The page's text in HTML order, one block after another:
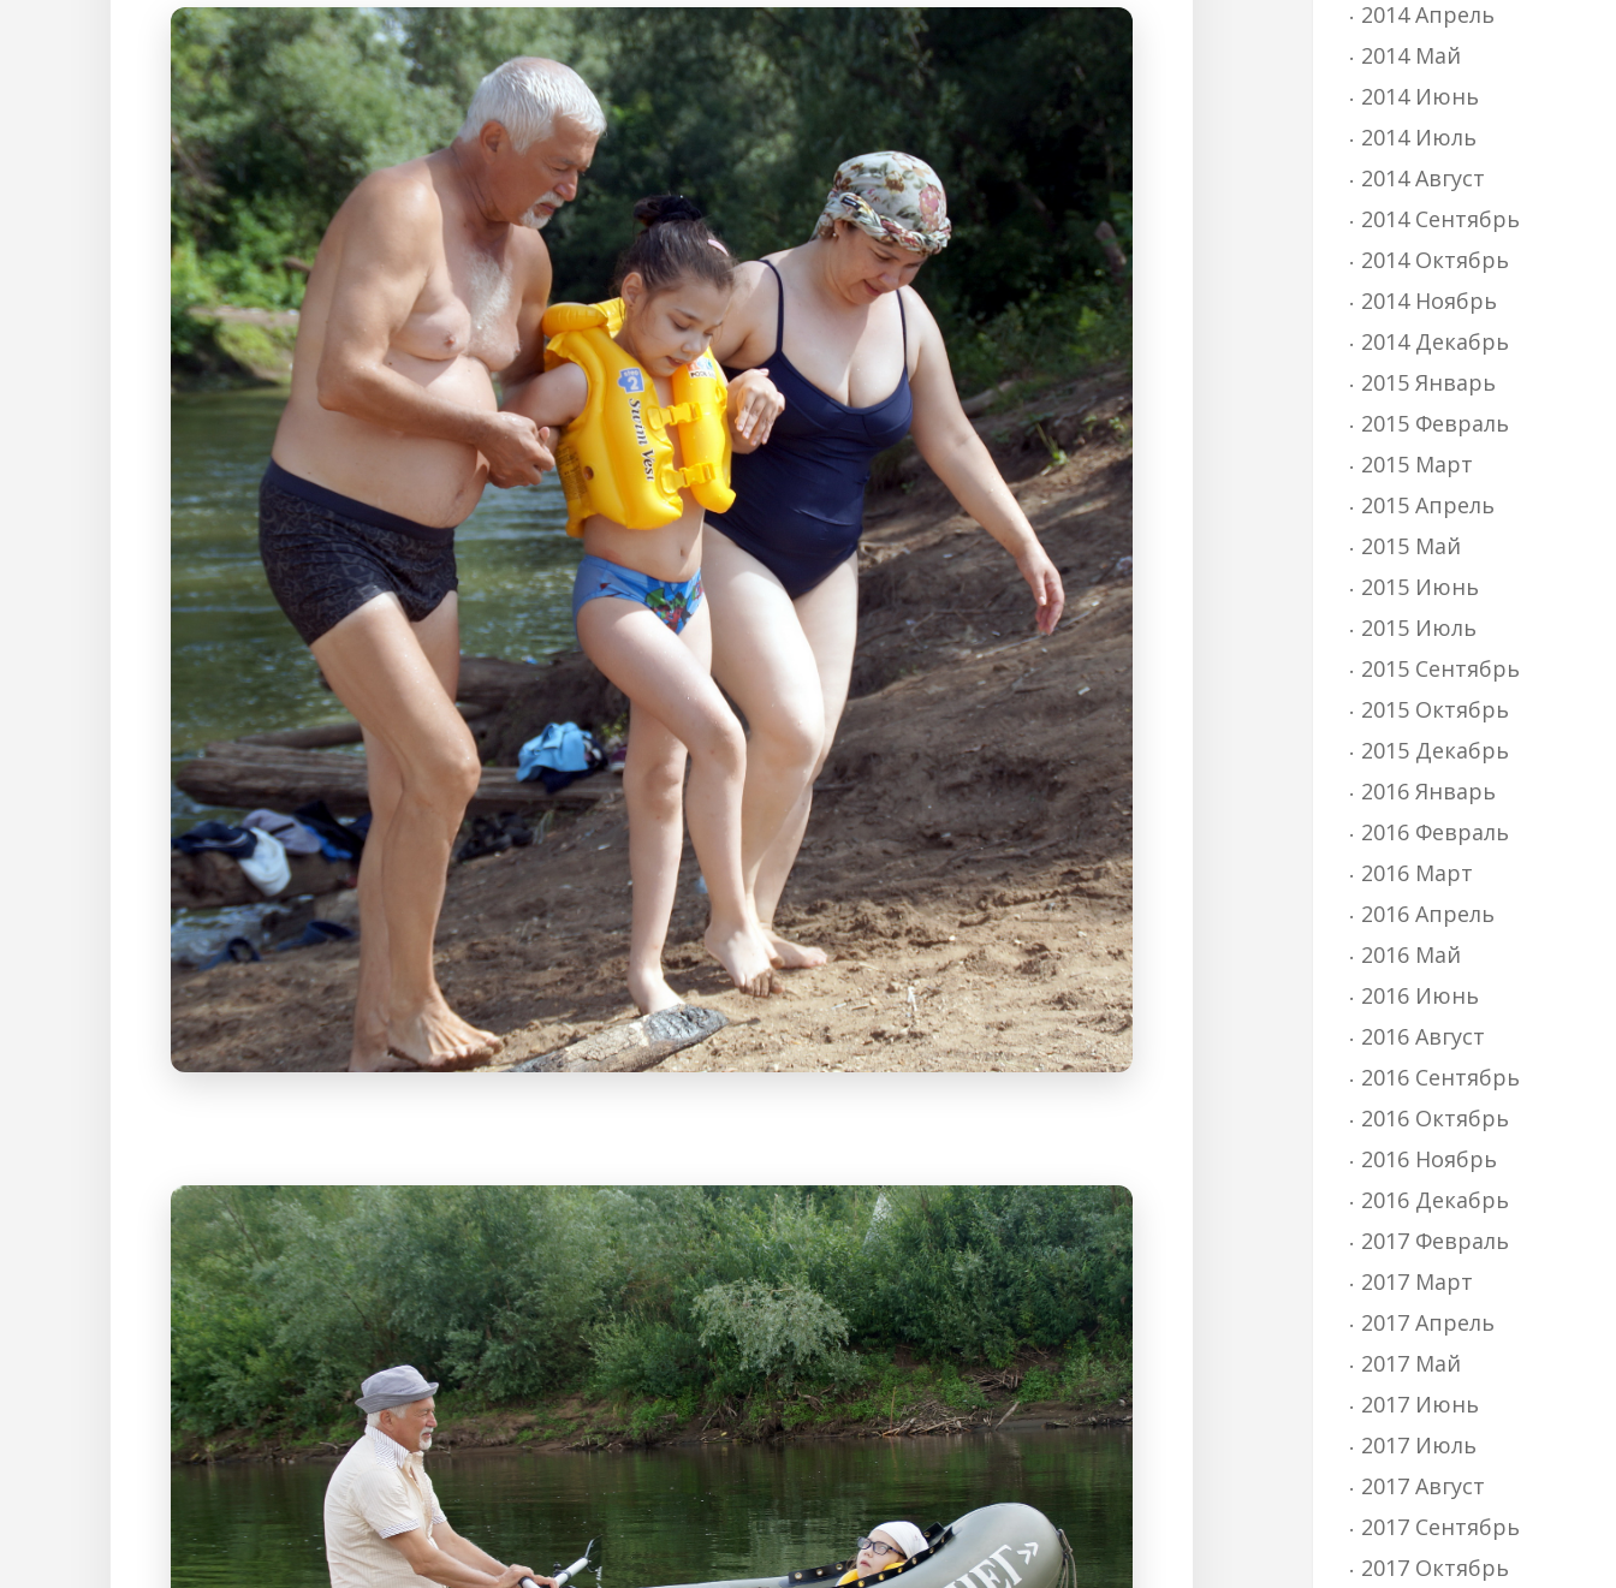
2014 Апрель
2014 Май
2014 Июнь
2014 Июль
2014 Август
2014 Сентябрь
2014 Октябрь
2014 Ноябрь
2014 Декабрь
2015 Январь
2015 Февраль
2015 Март
2015 Апрель
2015 Май
2015 Июнь
2015 Июль
2015 Сентябрь
2015 Октябрь
2015 Декабрь
2016 Январь
2016 Февраль
2016 Март
2016 Апрель
2016 Май
2016 Июнь
2016 Август
2016 Сентябрь
2016 Октябрь
2016 Ноябрь
2016 Декабрь
2017 Февраль
2017 Март
2017 Апрель
2017 Май
2017 Июнь
2017 Июль
2017 Август
2017 Сентябрь
2017 Октябрь